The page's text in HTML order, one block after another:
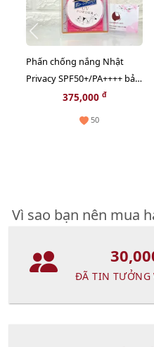
Phấn chống nắng Nhật
Privacy SPF50+/PA++++ bảo
vệ và thoáng mịn đẹp da
375,000 đ
50
Vì sao bạn nên mua
ĐÃ TIN TƯỞNG